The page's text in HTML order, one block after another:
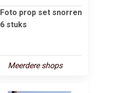
Foto prop set snorren
6 stuks
Meerdere shops